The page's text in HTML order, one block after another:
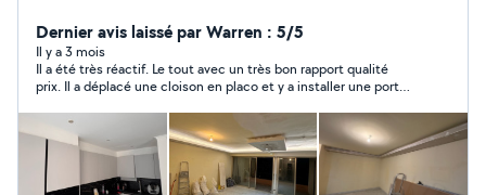
maçonnerie, carrelage, placo, peinture, pose de
menuiserie PVC ou aluminium. Ect Aujourd'hui j'aimerais
réaliser des petits travaux neufs ou de rénovation.
Exécution des travaux dans les meilleurs délais, travail
impeccable garanti. Je travaille par plaisir dans le
bâtiment N'hésitez pas à me contacter pour avoir un
devis, déplacement et devis rapide et gratuit sous 24h
Cordialement
Dernier avis laissé par Warren : 5/5
Il y a 3 mois
Il a été très réactif. Le tout avec un très bon rapport qualité
prix. Il a déplacé une cloison en placo et y a installer une porte.
grand merci.